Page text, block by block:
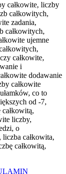
całkowite, liczby
całkowitych,
zadania,
całkowitych,
ujemne
całkowite,
i
dodawanie
całkowite
co to
od -7,
liczby,
o
całkowita,
całkowitą,